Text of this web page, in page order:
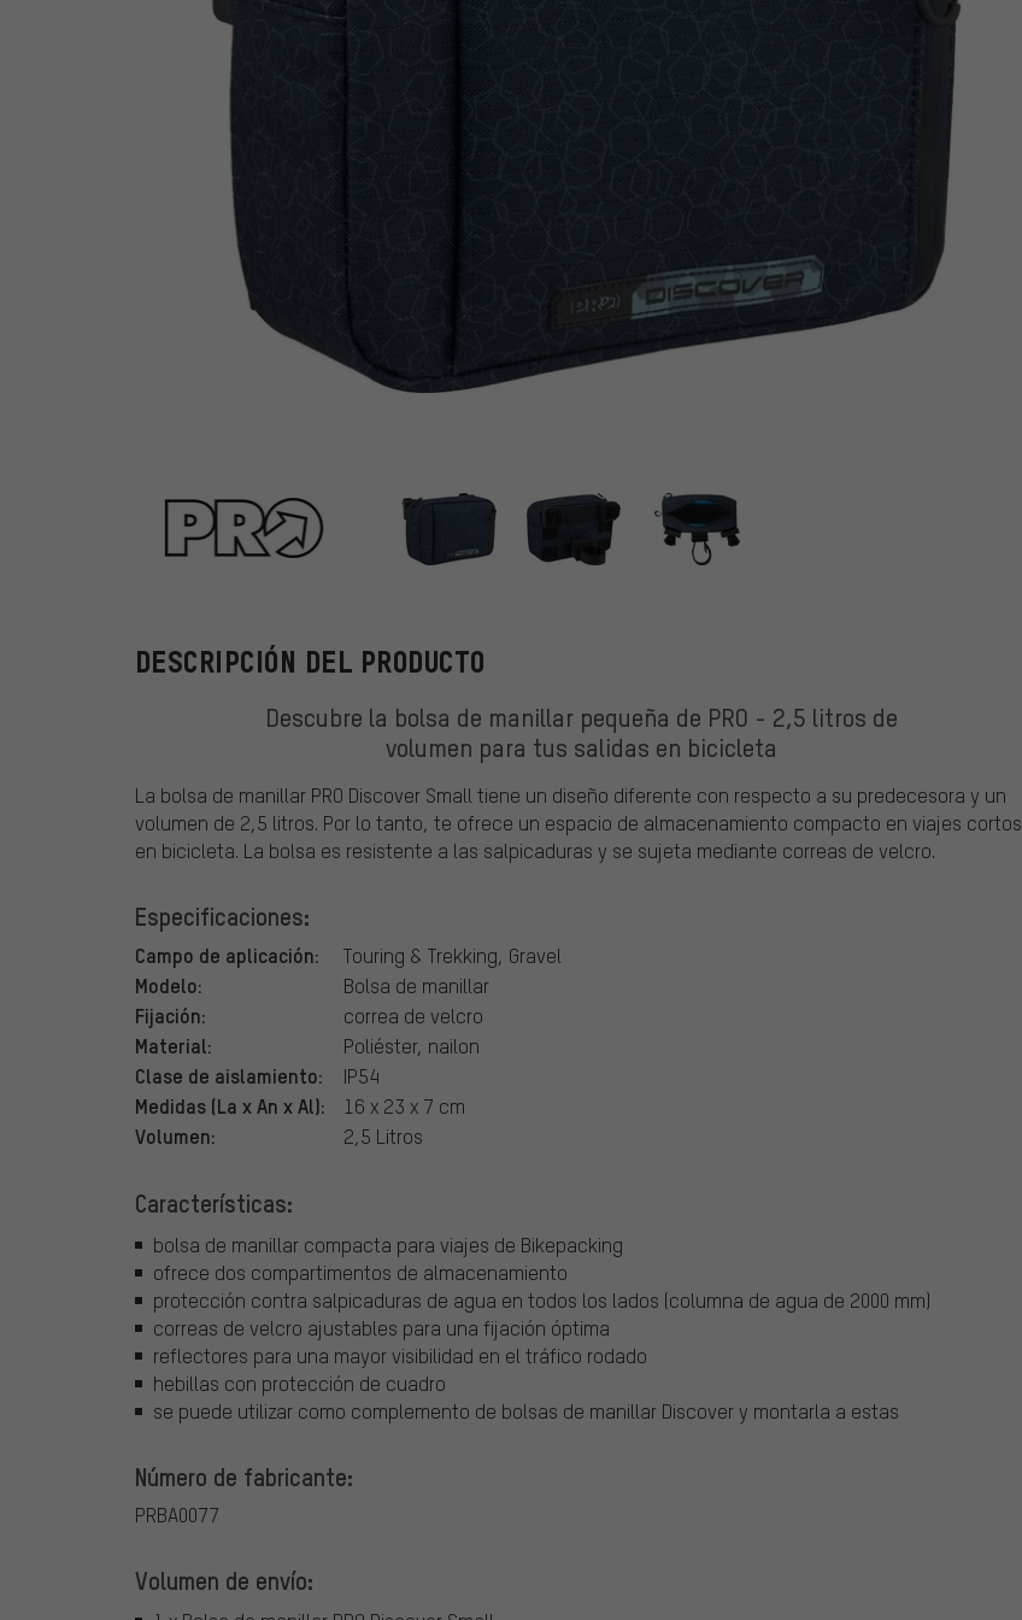
DESCRIPCIÓN DEL PRODUCTO
Descubre la bolsa de manillar pequeña de PRO - 2,5 litros de
volumen para tus salidas en bicicleta
La bolsa de manillar PRO Discover Small tiene un diseño diferente con respecto a su predecesora y un
volumen de 2,5 litros. Por lo tanto, te ofrece un espacio de almacenamiento compacto en viajes cortos
en bicicleta. La bolsa es resistente a las salpicaduras y se sujeta mediante correas de velcro.
Especificaciones:
Campo de aplicación: Touring & Trekking, Gravel
Modelo: Bolsa de manillar
Fijación: correa de velcro
Material: Poliéster, nailon
Clase de aislamiento: IP54
Medidas (La x An x Al): 16 x 23 x 7 cm
Volumen: 2,5 Litros
Características:
bolsa de manillar compacta para viajes de Bikepacking
ofrece dos compartimentos de almacenamiento
protección contra salpicaduras de agua en todos los lados (columna de agua de 2000 mm)
correas de velcro ajustables para una fijación óptima
reflectores para una mayor visibilidad en el tráfico rodado
hebillas con protección de cuadro
se puede utilizar como complemento de bolsas de manillar Discover y montarla a estas
Número de fabricante:
PRBA0077
Volumen de envío: